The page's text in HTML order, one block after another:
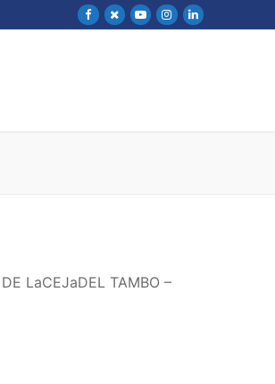
LaCEJaDEL TAMBO –